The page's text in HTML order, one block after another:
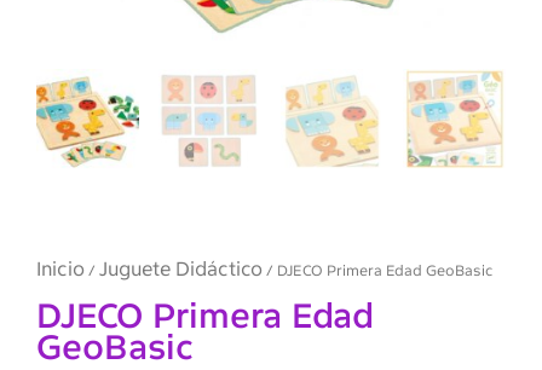
Inicio / Juguete Didáctico / DJECO Primera Edad GeoBasic
DJECO Primera Edad
GeoBasic